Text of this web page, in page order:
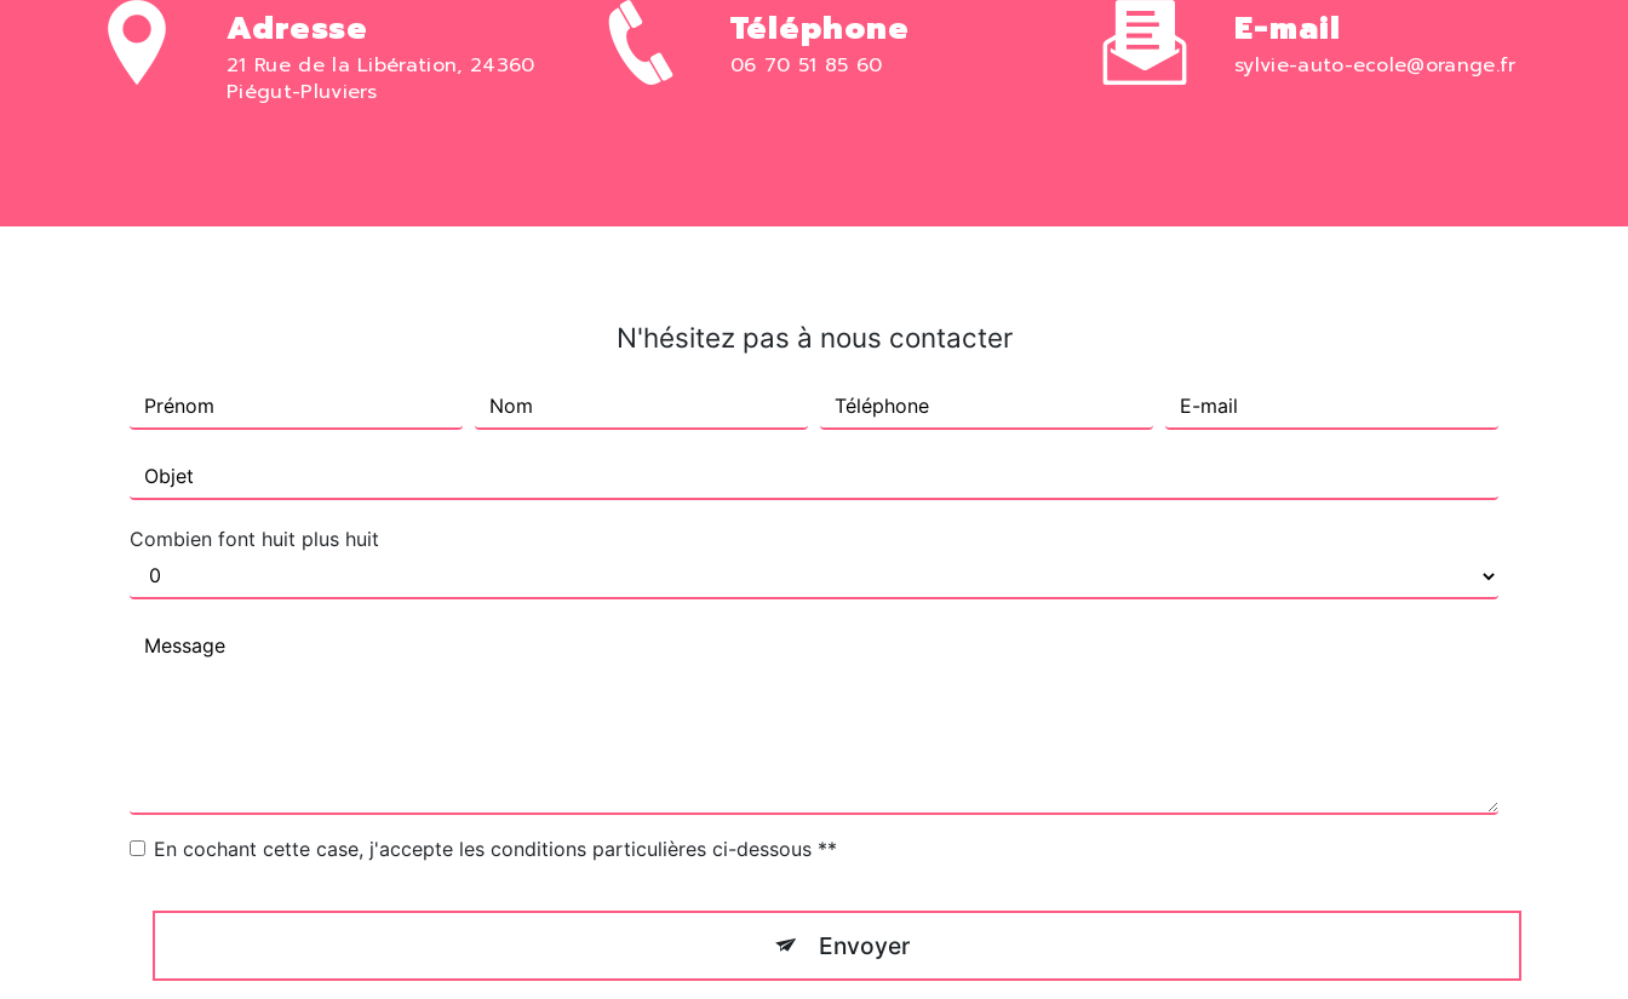
Adresse
21 Rue de la Libération, 24360
Piégut-Pluviers
Téléphone
06 70 51 85 60
E-mail
sylvie-auto-ecole@orange.fr
N'hésitez pas à nous contacter
Combien font huit plus huit
En cochant cette case, j'accepte les conditions particulières ci-dessous **
Envoyer